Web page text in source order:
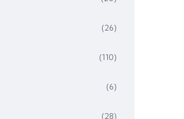
(26)
(110)
(6)
(28)